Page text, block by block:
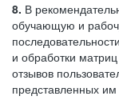
8. В
обучающую и
и обработки
отзывов
представленных им